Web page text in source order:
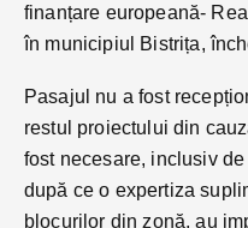
finanțare europeană-
în municipiul Bistrița,
Pasajul nu a fost
restul proiectului din
fost necesare, inclusiv
după ce o expertiza
blocurilor din zonă, au